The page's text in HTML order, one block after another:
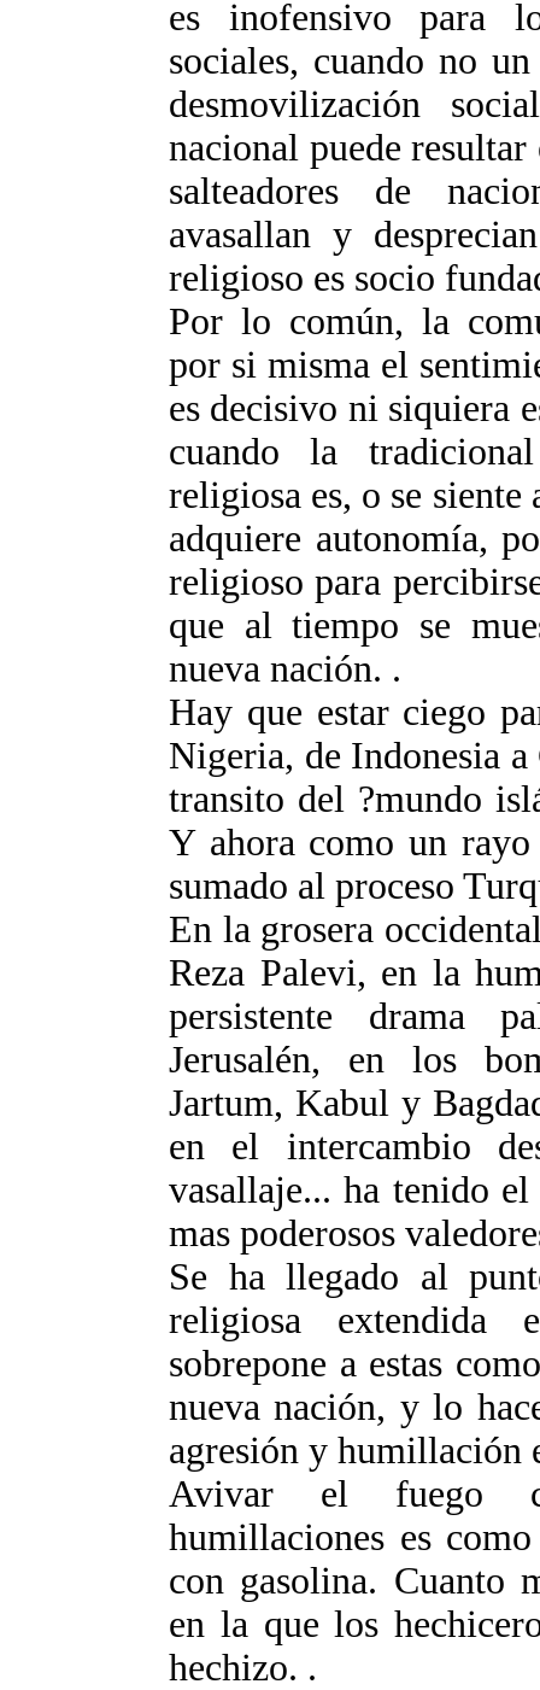
es inofensivo para
sociales, cuando no
desmovilización
nacional puede
salteadores de
avasallan y
religioso es socio
Por lo común, la
por si misma el
es decisivo ni siquiera
cuando la
religiosa es, o se
adquiere autonomía,
religioso para
que al tiempo se
nueva nación. .
Hay que estar ciego
Nigeria, de Indonesia a
transito del ?mundo
Y ahora como un rayo
sumado al proceso
En la grosera
Reza Palevi, en la
persistente drama
Jerusalén, en los
Jartum, Kabul y
en el intercambio
vasallaje... ha tenido
mas poderosos
Se ha llegado al
religiosa extendida
sobrepone a estas
nueva nación, y lo
agresión y humillación
Avivar el fuego
humillaciones es
con gasolina. Cuanto
en la que los
hechizo. .